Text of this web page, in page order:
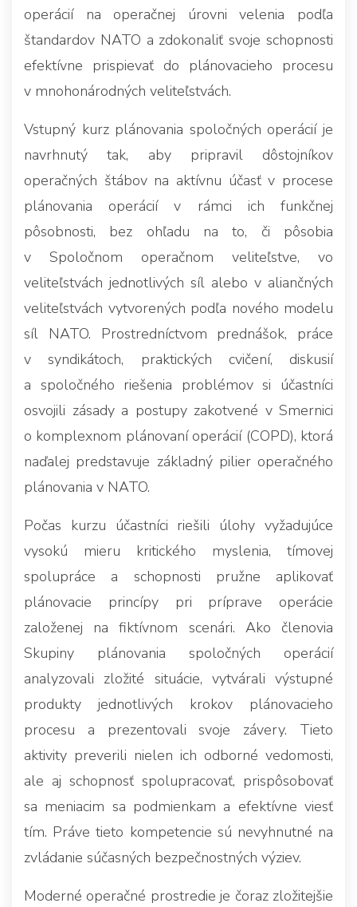
operácií na operačnej úrovni velenia podľa
štandardov NATO a zdokonaliť svoje schopnosti
efektívne prispievať do plánovacieho procesu
v mnohonárodných veliteľstvách.
Vstupný kurz plánovania spoločných operácií je
navrhnutý tak, aby pripravil dôstojníkov
operačných štábov na aktívnu účasť v procese
plánovania operácií v rámci ich funkčnej
pôsobnosti, bez ohľadu na to, či pôsobia
v Spoločnom operačnom veliteľstve, vo
veliteľstvách jednotlivých síl alebo v aliančných
veliteľstvách vytvorených podľa nového modelu
síl NATO. Prostredníctvom prednášok, práce
v syndikátoch, praktických cvičení, diskusií
a spoločného riešenia problémov si účastníci
osvojili zásady a postupy zakotvené v Smernici
o komplexnom plánovaní operácií (COPD), ktorá
naďalej predstavuje základný pilier operačného
plánovania v NATO.
Počas kurzu účastníci riešili úlohy vyžadujúce
vysokú mieru kritického myslenia, tímovej
spolupráce a schopnosti pružne aplikovať
plánovacie princípy pri príprave operácie
založenej na fiktívnom scenári. Ako členovia
Skupiny plánovania spoločných operácií
analyzovali zložité situácie, vytvárali výstupné
produkty jednotlivých krokov plánovacieho
procesu a prezentovali svoje závery. Tieto
aktivity preverili nielen ich odborné vedomosti,
ale aj schopnosť spolupracovať, prispôsobovať
sa meniacim sa podmienkam a efektívne viesť
tím. Práve tieto kompetencie sú nevyhnutné na
zvládanie súčasných bezpečnostných výziev.
Moderné operačné prostredie je čoraz zložitejšie